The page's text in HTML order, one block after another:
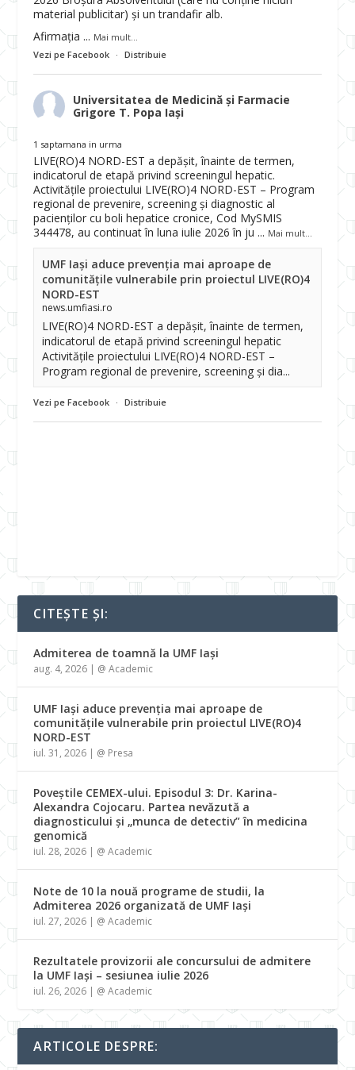
material publicitar) și un trandafir alb.
Afirmația ... Mai mult...
Vezi pe Facebook · Distribuie
Universitatea de Medicină și Farmacie
Grigore T. Popa Iași
1 saptamana in urma
LIVE(RO)4 NORD-EST a depășit, înainte de termen,
indicatorul de etapă privind screeningul hepatic.
Activitățile proiectului LIVE(RO)4 NORD-EST – Program
regional de prevenire, screening și diagnostic al
pacienților cu boli hepatice cronice, Cod MySMIS
344478, au continuat în luna iulie 2026 în ju ... Mai mult...
UMF Iași aduce prevenția mai aproape de
comunitățile vulnerabile prin proiectul LIVE(RO)4
NORD-EST
news.umfiasi.ro
LIVE(RO)4 NORD-EST a depășit, înainte de termen,
indicatorul de etapă privind screeningul hepatic
Activitățile proiectului LIVE(RO)4 NORD-EST –
Program regional de prevenire, screening și dia...
Vezi pe Facebook · Distribuie
CITEȘTE ȘI:
Admiterea de toamnă la UMF Iași
aug. 4, 2026 | @ Academic
UMF Iași aduce prevenția mai aproape de
comunitățile vulnerabile prin proiectul LIVE(RO)4
NORD-EST
iul. 31, 2026 | @ Presa
Poveștile CEMEX-ului. Episodul 3: Dr. Karina-
Alexandra Cojocaru. Partea nevăzută a
diagnosticului și „munca de detectiv” în medicina
genomică
iul. 28, 2026 | @ Academic
Note de 10 la nouă programe de studii, la
Admiterea 2026 organizată de UMF Iași
iul. 27, 2026 | @ Academic
Rezultatele provizorii ale concursului de admitere
la UMF Iași – sesiunea iulie 2026
iul. 26, 2026 | @ Academic
ARTICOLE DESPRE: